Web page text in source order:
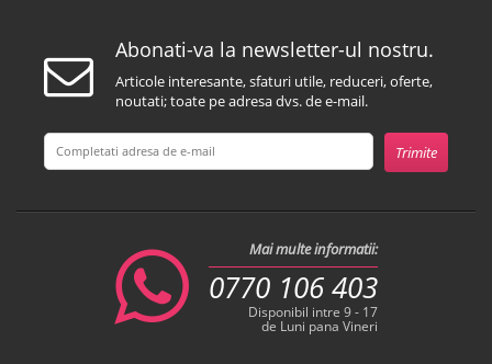
Abonati-va la newsletter-ul nostru.
Articole interesante, sfaturi utile, reduceri, oferte,
noutati; toate pe adresa dvs. de e-mail.
Mai multe informatii:
0770 106 403
Disponibil intre 9 - 17
de Luni pana Vineri